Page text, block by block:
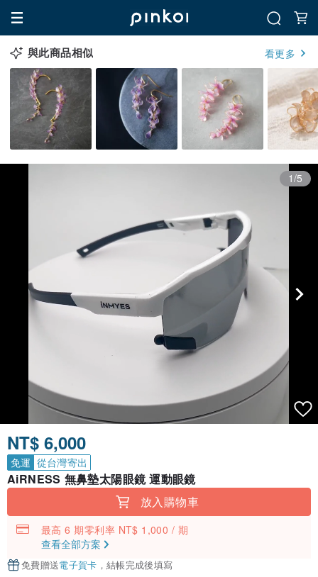
與此商品相似 看更多
1/5
NT$ 6,000
免運 從台灣寄出
AiRNESS 無鼻墊太陽眼鏡 運動眼鏡
放入購物車
最高 6 期零利率 NT$ 1,000 / 期
查看全部方案
免費贈送電子賀卡 ，結帳完成後填寫